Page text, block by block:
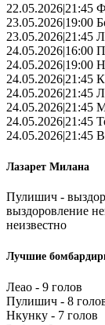
22.05.2026|21:45
23.05.2026|19:00
23.05.2026|21:45
24.05.2026|16:00
24.05.2026|19:00
24.05.2026|21:45
24.05.2026|21:45
24.05.2026|21:45
24.05.2026|21:45
24.05.2026|21:45
Лазарет Милана
Пулишич -
выздоровление
неизвестно
Лучшие
Леао - 9 голов
Пулишич - 8
Нкунку - 7 голов